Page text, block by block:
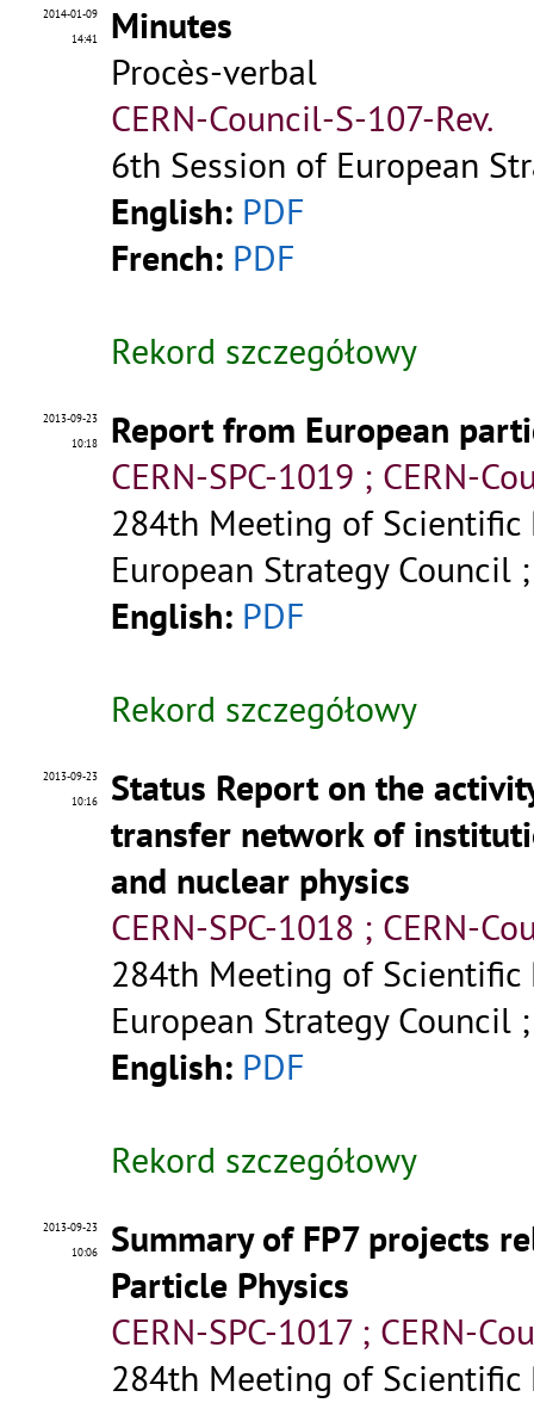
2014-01-09
14:41
Minutes
Procès-verbal
CERN-Council-S-107-Rev.
6th Session of European
English: PDF
French: PDF
Rekord szczegółowy
2013-09-23
10:18
Report from European
CERN-SPC-1019 ; CERN-
284th Meeting of Scientific
European Strategy Council
English: PDF
Rekord szczegółowy
2013-09-23
10:16
Status Report on the
transfer network of
and nuclear physics
CERN-SPC-1018 ; CERN-
284th Meeting of Scientific
European Strategy Council
English: PDF
Rekord szczegółowy
2013-09-23
10:06
Summary of FP7 projects
Particle Physics
CERN-SPC-1017 ; CERN-
284th Meeting of Scientific